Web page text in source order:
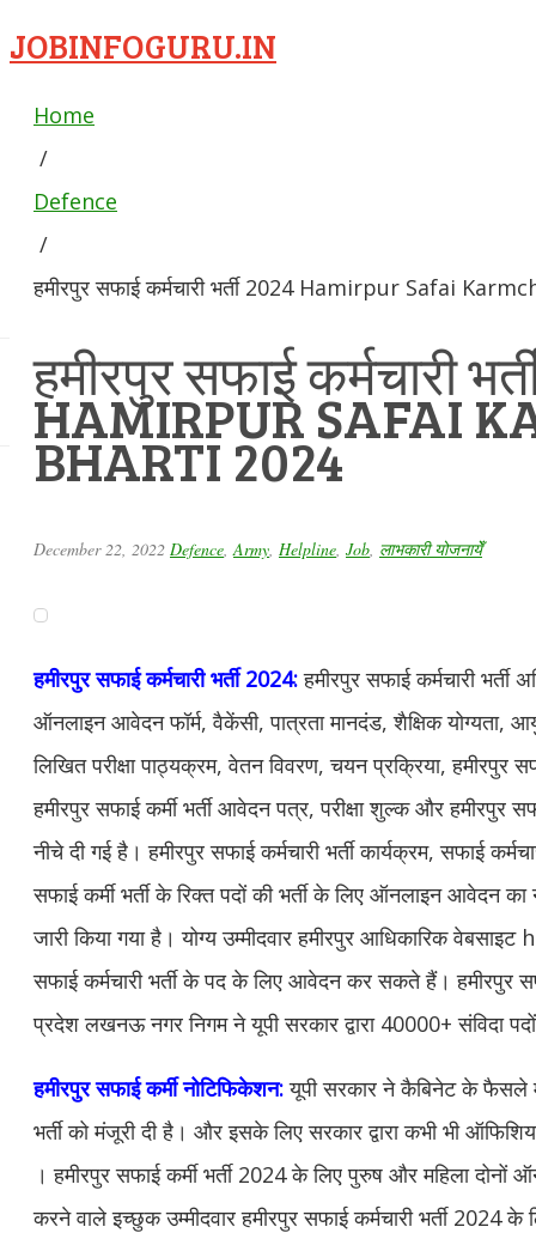
JOBINFOGURU.IN
Home
/
Defence
/
हमीरपुर सफाई कर्मचारी भर्ती 2024 Hamirpur Safai
हमीरपुर सफाई कर्मचारी
HAMIRPUR SAFAI
BHARTI 2024
December 22, 2022 Defence Army Helpline Job लाभकारी योजनायेँ
हमीरपुरसफाई कर्मचारी भर्ती 2024:हमीरपुर सफाई कर्मचारी भर्ती
ऑनलाइन आवेदन फॉर्म, वैकेंसी, पात्रता मानदंड, शैक्षिक
लिखित परीक्षा पाठ्यक्रम, वेतन विवरण, चयन प्रक्रिया, हमीरपुर
हमीरपुर सफाई कर्मी भर्ती आवेदन पत्र, परीक्षा शुल्क और हमीरपुर
नीचे दी गई है। हमीरपुर सफाई कर्मचारी भर्ती कार्यक्रम, सफाई
सफाई कर्मी भर्ती के रिक्त पदों की भर्ती के लिए ऑनलाइन आवेदन का
जारी किया गया है। योग्य उम्मीदवार हमीरपुर आधिकारिक
सफाई कर्मचारी भर्ती के पद के लिए आवेदन कर सकते हैं। हमीरपुर
प्रदेश लखनऊ नगर निगम ने यूपी सरकार द्वारा 40000+ संविदा
हमीरपुरसफाई कर्मी नोटिफिकेशन:यूपी सरकार ने कैबिनेट के फैसले में
भर्ती को मंजूरी दी है। और इसके लिए सरकार द्वारा कभी भी
। हमीरपुर सफाई कर्मी भर्ती 2024 के लिए पुरुष और महिला
करने वाले इच्छुक उम्मीदवार हमीरपुर सफाई कर्मचारी भर्ती